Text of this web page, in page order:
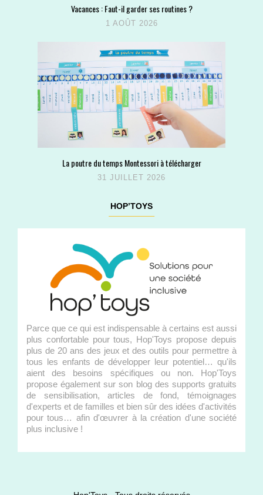
Vacances : Faut-il garder ses routines ?
1 AOÛT 2026
La poutre du temps Montessori à télécharger
31 JUILLET 2026
HOP’TOYS
Parce que ce qui est indispensable à certains est aussi
plus confortable pour tous, Hop'Toys propose depuis
plus de 20 ans des jeux et des outils pour permettre à
tous les enfants de développer leur potentiel… qu'ils
aient des besoins spécifiques ou non. Hop'Toys
propose également sur son blog des supports gratuits
de sensibilisation, articles de fond, témoignages
d'experts et de familles et bien sûr des idées d'activités
pour tous… afin d'œuvrer à la création d'une société
plus inclusive !